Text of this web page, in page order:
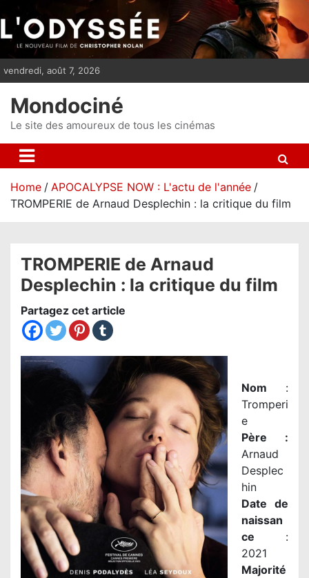
i
p
n
vendredi, août 7, 2026
Mondociné
Le site des amoureux de tous les cinémas
Home
APOCALYPSE NOW : L'actu de l'année
TROMPERIE de Arnaud Desplechin : la critique du film
TROMPERIE de Arnaud
Desplechin : la critique du film
Partagez cet article
Nom :
Tromperi
e
Père :
Arnaud
Desplec
hin
Date de
naissan
ce :
2021
Majorité